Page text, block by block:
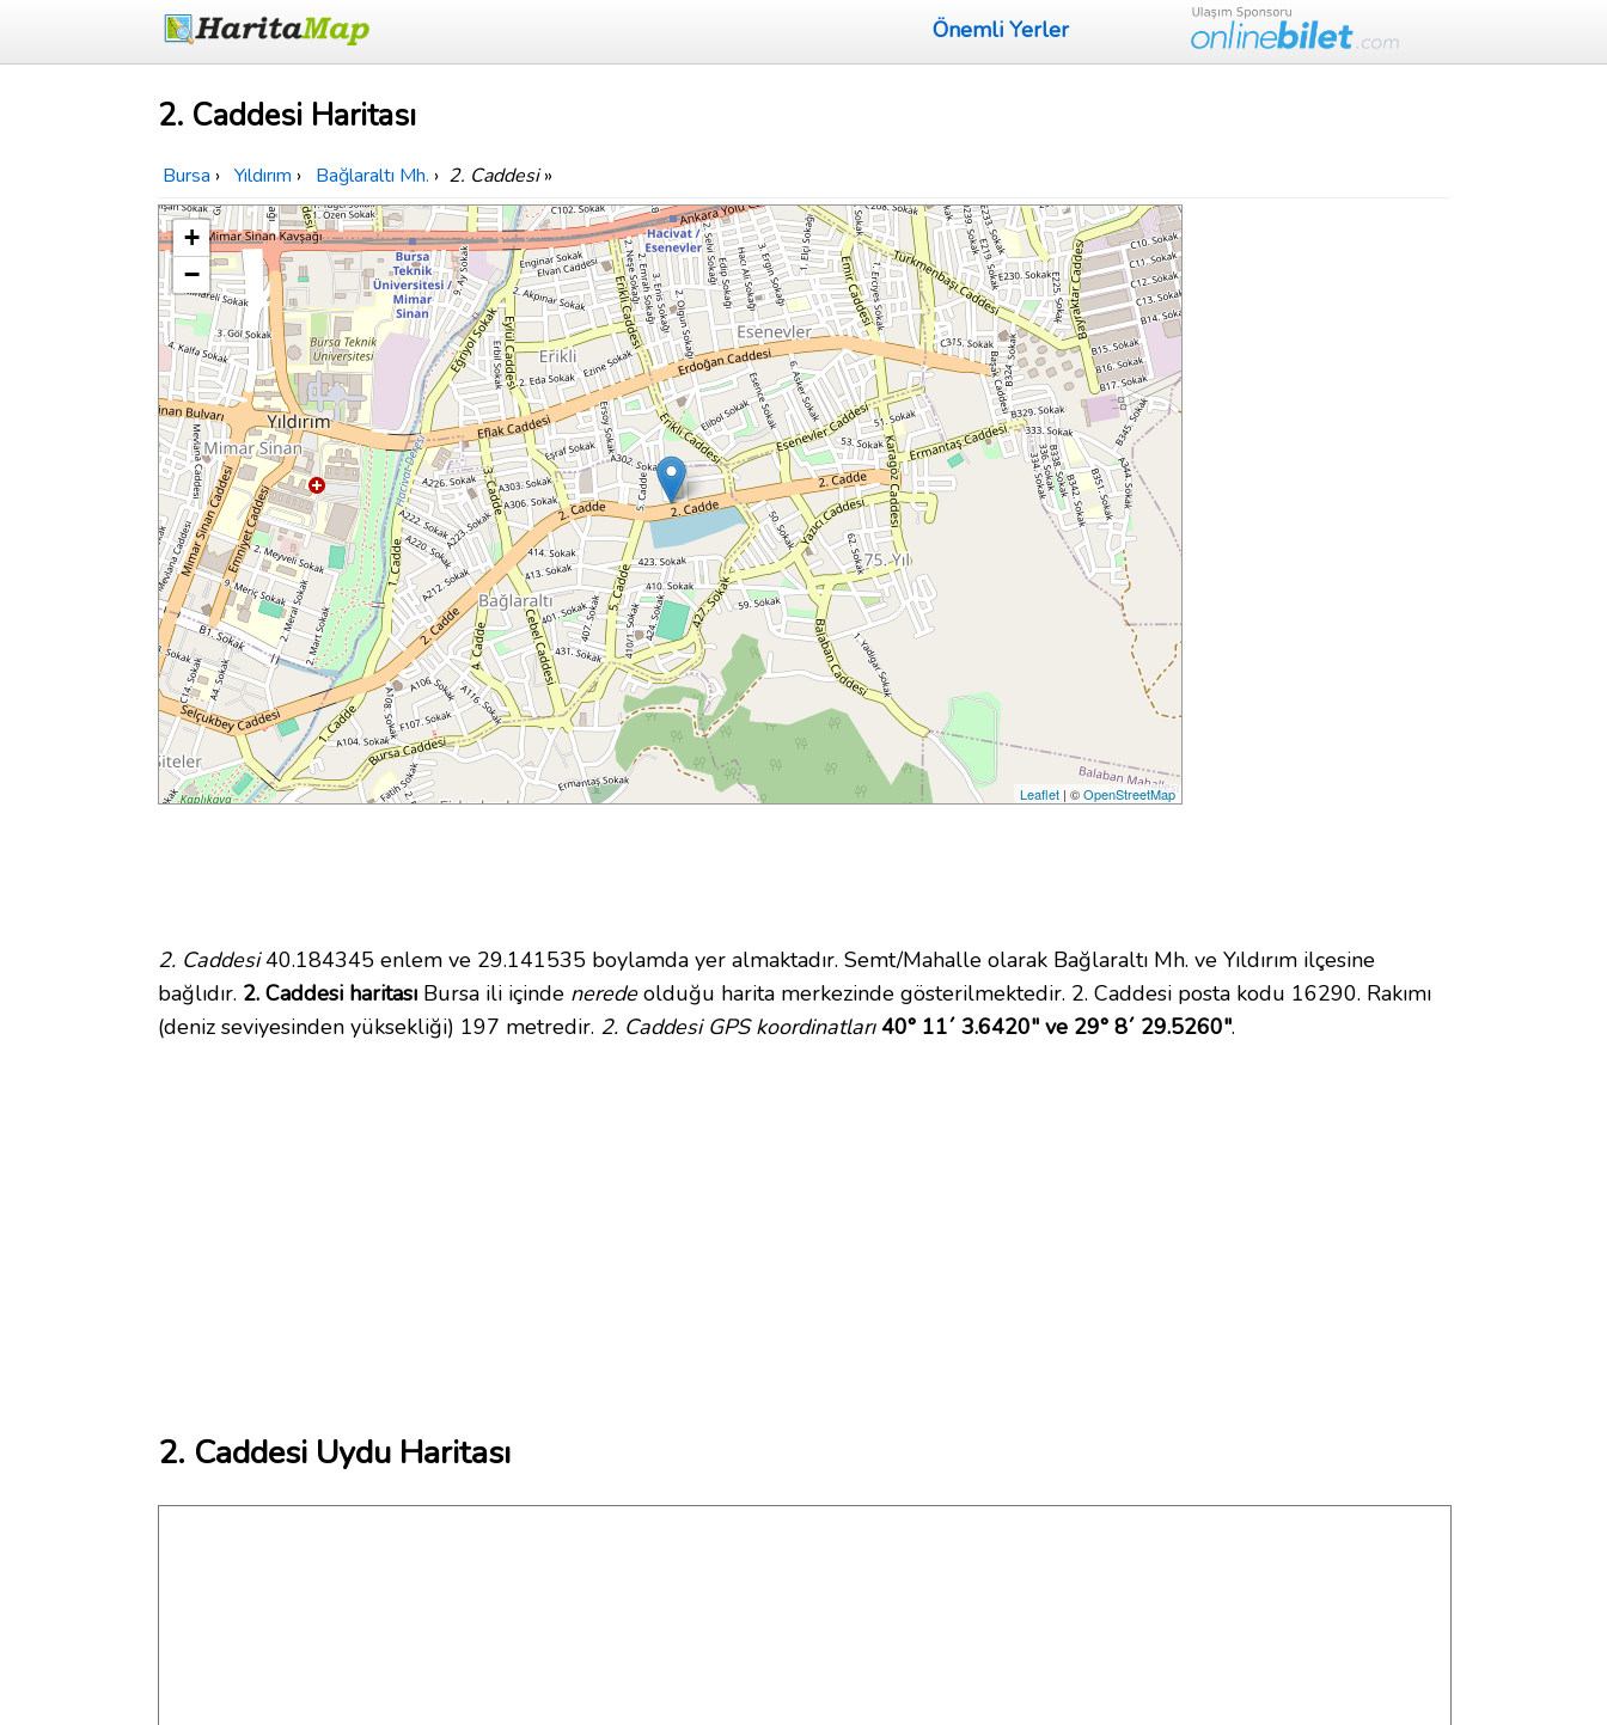
Önemli Yerler
2. Caddesi Haritası
Bursa › Yıldırım › Bağlaraltı Mh. › 2. Caddesi»
+
−
Leaflet | ©OpenStreetMap
2. Caddesi40.184345 enlem ve 29.141535 boylamda yer almaktadır. Semt/Mahalle olarak Bağlaraltı Mh. ve Yıldırım ilçesine
bağlıdır. 2. Caddesi haritası Bursa ili içinde neredeolduğu harita merkezinde gösterilmektedir. 2. Caddesi posta kodu 16290. Rakımı
(deniz seviyesinden yüksekliği) 197 metredir. 2. Caddesi GPS koordinatları 40° 11´ 3.6420" ve 29° 8´ 29.5260".
2. Caddesi Uydu Haritası